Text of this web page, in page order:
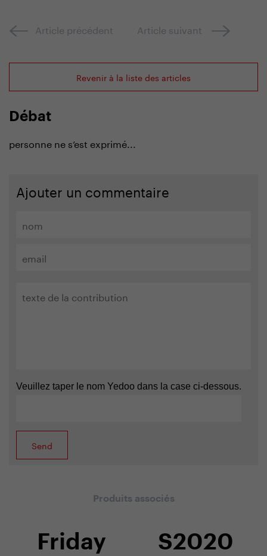
Article précédent Article suivant
Revenir à la liste des articles
Débat
personne ne s’est exprimé...
Ajouter un commentaire
Veuillez taper le nom Yedoo dans la case ci-dessous.
Produits associés
Friday S2020